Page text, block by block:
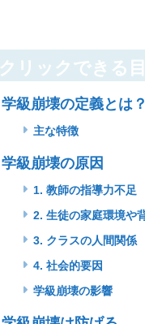
クリックできる
学級崩壊の定義とは？
主な特徴
学級崩壊の原因
1. 教師の指導力不足
2. 生徒の家庭環境や
3. クラスの人間関係
4. 社会的要因
学級崩壊の影響